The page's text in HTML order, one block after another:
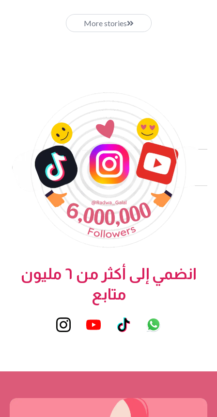
More stories
انضمي إلى أكثر من ٦ مليون
متابع